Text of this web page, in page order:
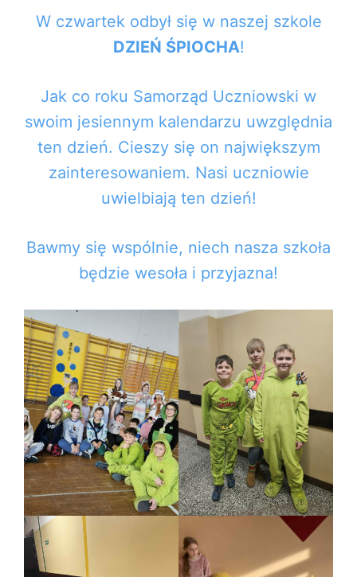
W czwartek odbył się w naszej szkole
DZIEŃ ŚPIOCHA!
Jak co roku Samorząd Uczniowski w
swoim jesiennym kalendarzu uwzględnia
ten dzień. Cieszy się on największym
zainteresowaniem. Nasi uczniowie
uwielbiają ten dzień!
Bawmy się wspólnie, niech nasza szkoła
będzie wesoła i przyjazna!